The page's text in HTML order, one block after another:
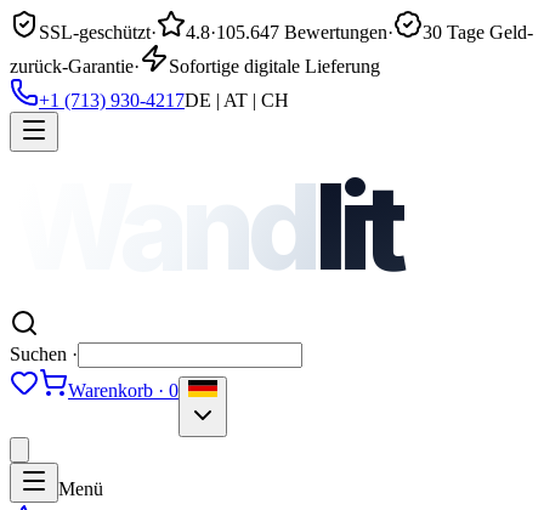
SSL-geschützt· 4.8·105.647 Bewertungen·
30 Tage Geld-
zurück-Garantie·
Sofortige digitale Lieferung
+1 (713) 930-4217DE | AT | CH
Wandlit
Suchen ·
Warenkorb · 0
Menü